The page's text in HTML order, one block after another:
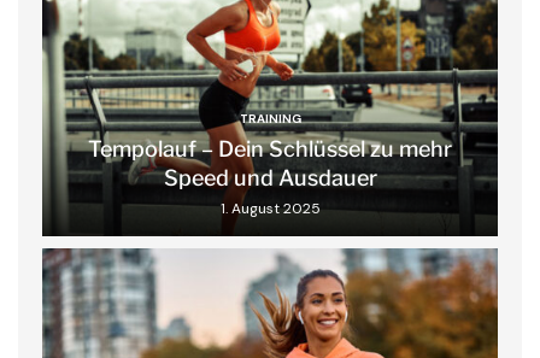
TRAINING
Tempolauf – Dein Schlüssel zu mehr
Speed und Ausdauer
1. August 2025